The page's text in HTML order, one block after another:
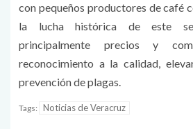
con pequeños productores de café
la lucha histórica de este
principalmente precios y
reconocimiento a la calidad,
prevención de plagas.
Tags: Noticias de Veracruz